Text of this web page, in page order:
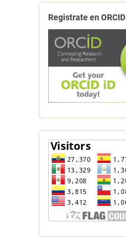
Registrate en ORCID